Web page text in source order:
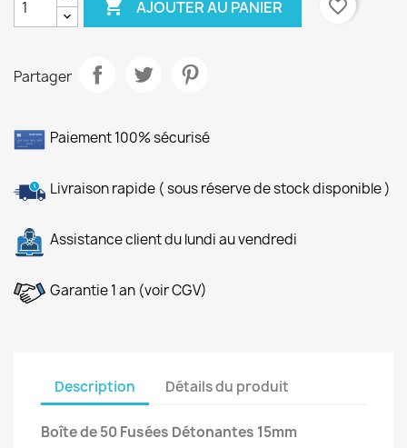
 AJOUTER AU PANIER favorite_border
Partager
Paiement 100% sécurisé
Livraison rapide ( sous réserve de stock disponible )
Assistance client du lundi au vendredi
Garantie 1 an (voir CGV)
Description Détails du produit
Boîte de 50 Fusées Détonantes 15mm